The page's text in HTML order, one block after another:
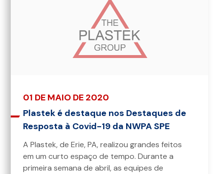
01 DE MAIO DE 2020
Plastek é destaque nos Destaques de
Resposta à Covid-19 da NWPA SPE
A Plastek, de Erie, PA, realizou grandes feitos
em um curto espaço de tempo. Durante a
primeira semana de abril, as equipes de